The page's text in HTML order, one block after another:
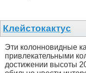
Клейстокактус
Эти колонновидные
привлекательными
достижении высоты